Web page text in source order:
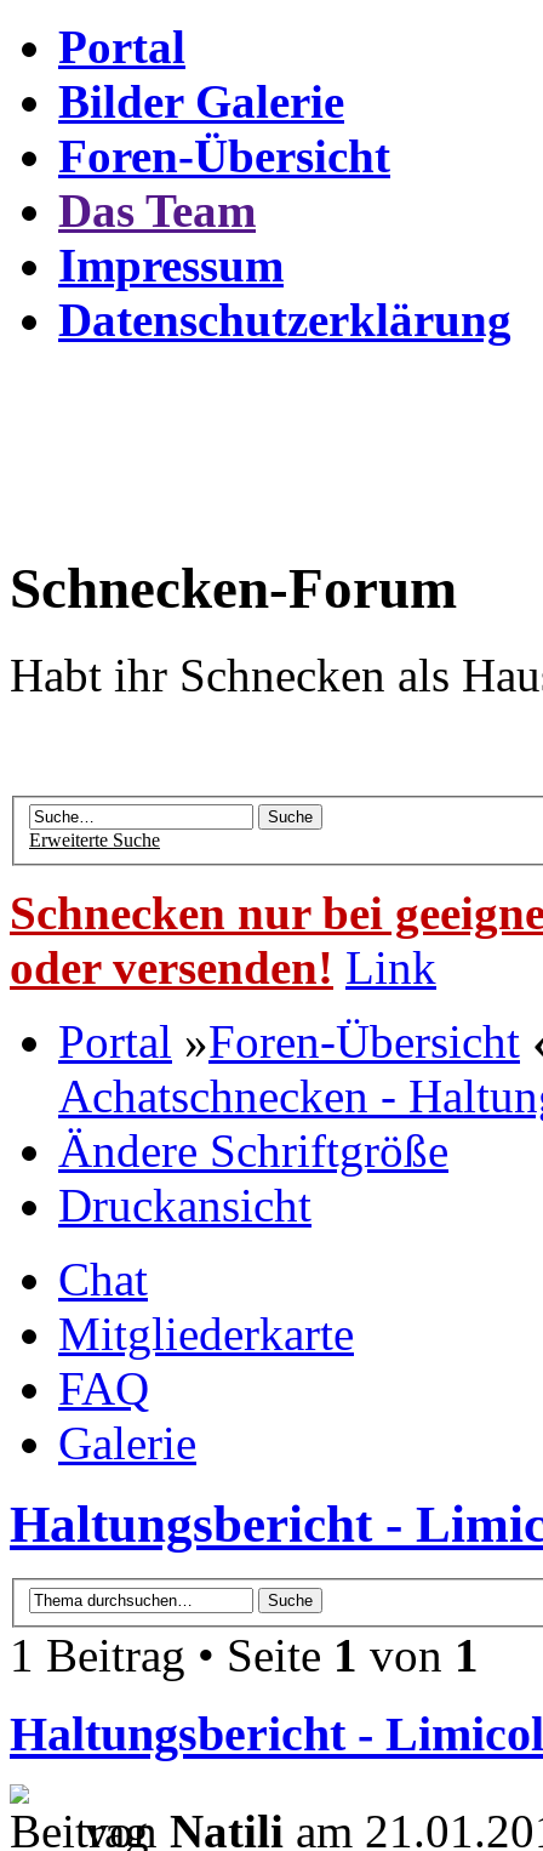
Portal
Bilder Galerie
Foren-Übersicht
Das Team
Impressum
Datenschutzerklärung
Schnecken-Forum
Habt ihr Schnecken als
Erweiterte Suche
Schnecken nur bei
oder versenden! Link
Portal »Foren-Übersicht
Achatschnecken -
Ändere Schriftgröße
Druckansicht
Chat
Mitgliederkarte
FAQ
Galerie
Haltungsbericht -
1 Beitrag • Seite 1 von 1
Haltungsbericht -
von Natili am